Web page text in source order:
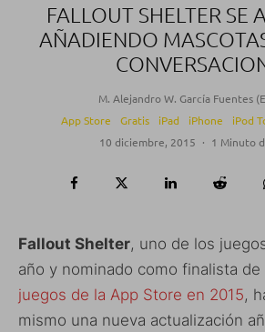
FALLOUT SHELTER SE
AÑADIENDO
M. Alejandro W. García Fuentes
App Store
Gratis iPad iPhone iPod
10 diciembre, 2015 · 1 Minuto
Fallout Shelter, uno de los
año y nominado como finalista de
juegos de la App Store en 2015,
mismo una nueva actualización